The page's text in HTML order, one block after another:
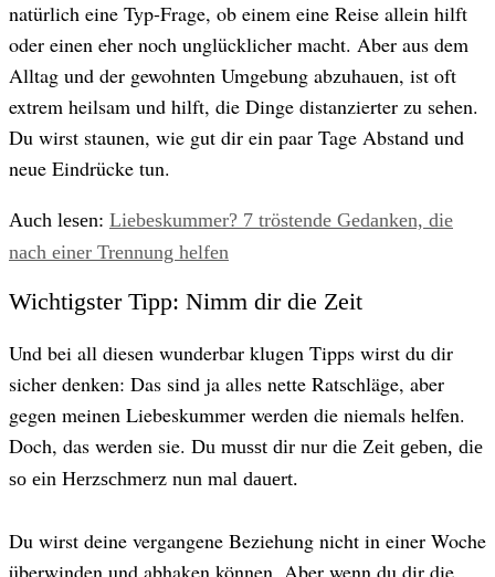
natürlich eine Typ-Frage, ob einem eine Reise allein hilft
oder einen eher noch unglücklicher macht. Aber aus dem
Alltag und der gewohnten Umgebung abzuhauen, ist oft
extrem heilsam und hilft, die Dinge distanzierter zu sehen.
Du wirst staunen, wie gut dir ein paar Tage Abstand und
neue Eindrücke tun.
Auch lesen: Liebeskummer? 7 tröstende Gedanken, die
nach einer Trennung helfen
Wichtigster Tipp: Nimm dir die Zeit
Und bei all diesen wunderbar klugen Tipps wirst du dir
sicher denken: Das sind ja alles nette Ratschläge, aber
gegen meinen Liebeskummer werden die niemals helfen.
Doch, das werden sie. Du musst dir nur die Zeit geben, die
so ein Herzschmerz nun mal dauert.
Du wirst deine vergangene Beziehung nicht in einer Woche
überwinden und abhaken können. Aber wenn du dir die